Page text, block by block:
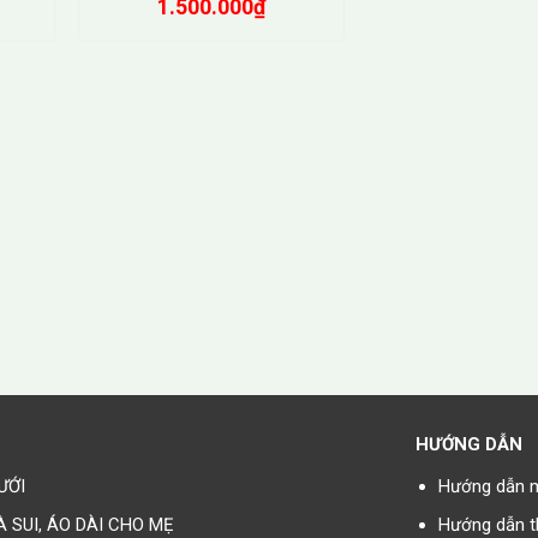
1.500.000₫
SUI, ÁO DÀI CHO MẸ
HƯỚNG DẪN
Hướng dẫn
Hướng dẫn